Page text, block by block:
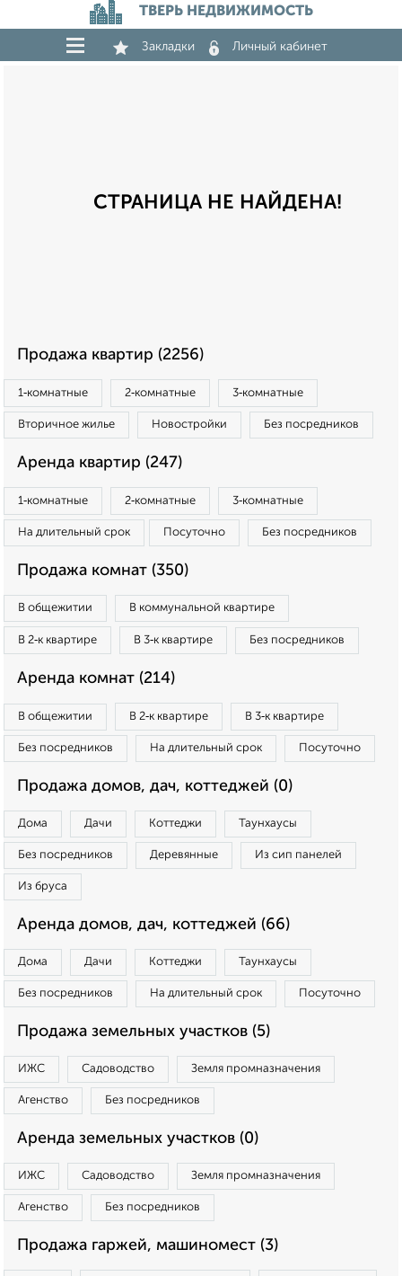
ТВЕРЬ НЕДВИЖИМОСТЬ
Закладки Личный кабинет
СТРАНИЦА НЕ НАЙДЕНА!
Продажа квартир (2256)
1‑комнатные 2‑комнатные 3‑комнатные
Вторичное жилье Новостройки Без посредников
Аренда квартир (247)
1‑комнатные 2‑комнатные 3‑комнатные
На длительный срок Посуточно Без посредников
Продажа комнат (350)
В общежитии В коммунальной квартире
В 2‑к квартире В 3‑к квартире Без посредников
Аренда комнат (214)
В общежитии В 2‑к квартире В 3‑к квартире
Без посредников На длительный срок Посуточно
Продажа домов, дач, коттеджей (0)
Дома Дачи Коттеджи Таунхаусы
Без посредников Деревянные Из сип панелей
Из бруса
Аренда домов, дач, коттеджей (66)
Дома Дачи Коттеджи Таунхаусы
Без посредников На длительный срок Посуточно
Продажа земельных участков (5)
ИЖС Садоводство Земля промназначения
Агенство Без посредников
Аренда земельных участков (0)
ИЖС Садоводство Земля промназначения
Агенство Без посредников
Продажа гаржей, машиномест (3)